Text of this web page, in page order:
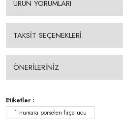
ÜRÜN YORUMLARI
TAKSİT SEÇENEKLERİ
ÖNERİLERİNİZ
Etiketler :
1 numara porselen fırça ucu